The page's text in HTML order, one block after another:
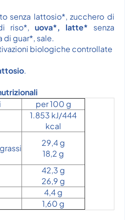
senza lattosio*, zucchero di
riso*, uova*, latte* senza
guar*, sale.
biologiche controllate
.
per 100 g
1.853 kJ/444
kcal
29,4 g
18,2 g
42,3 g
26,9 g
4,4 g
1,60 g